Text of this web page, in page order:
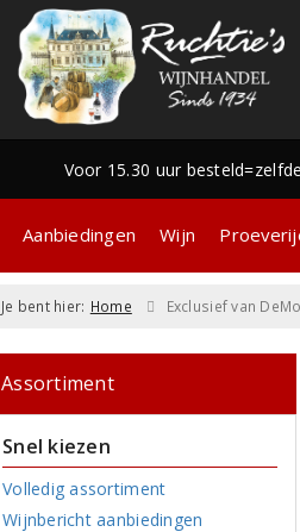
Voor 15.30 uur
Aanbiedingen Wijn
Je bent hier: Home Exclusief van
Assortiment
Snel kiezen
Volledig assortiment
Wijnbericht aanbiedingen